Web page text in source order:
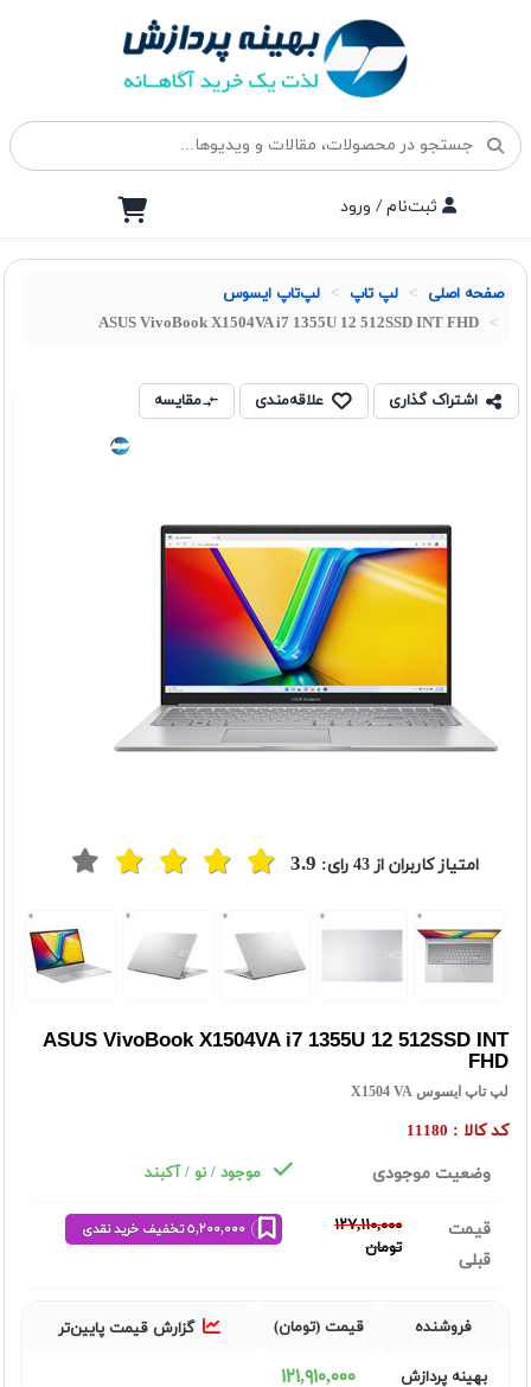
ثبت‌نام / ورود
صفحه اصلی لپ تاپ لپ‌تاپ ایسوس
ASUS VivoBook X1504VA i7 1355U 12 512SSD INT FHD
اشتراک گذاری علاقه‌مندی مقایسه
امتیاز کاربران از43 رای: 3.9
ASUS VivoBook X1504VA i7 1355U 12 512SSD INT
FHD
لپ تاپ ایسوس X1504 VA
کد کالا : 11180
وضعیت موجودی موجود / نو / آکبند
قیمت
قبلی
١٢٧,١١٠,٠٠٠
تومان
فروشنده قیمت (تومان) گزارش قیمت پایین‌تر
بهینه پردازش ١٢١,٩١٠,٠٠٠